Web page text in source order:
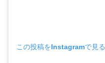
この投稿をInstagramで見る